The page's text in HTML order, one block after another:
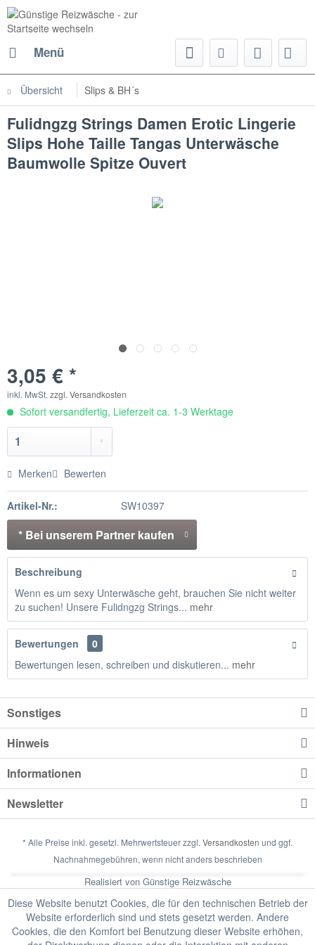
Menü
Übersicht Slips & BH´s
Fulidngzg Strings Damen Erotic Lingerie
Slips Hohe Taille Tangas Unterwäsche
Baumwolle Spitze Ouvert
3,05 € *
inkl. MwSt. zzgl. Versandkosten
Sofort versandfertig, Lieferzeit ca. 1-3 Werktage
Merken Bewerten
Artikel-Nr.: SW10397
* Bei unserem Partner kaufen
Beschreibung
Wenn es um sexy Unterwäsche geht, brauchen Sie nicht weiter
zu suchen! Unsere Fulidngzg Strings... mehr
Bewertungen
0
Bewertungen lesen, schreiben und diskutieren... mehr
Sonstiges
Hinweis
Informationen
Newsletter
* Alle Preise inkl. gesetzl. Mehrwertsteuer zzgl. Versandkosten und ggf.
Nachnahmegebühren, wenn nicht anders beschrieben
Realisiert von Günstige Reizwäsche
Diese Website benutzt Cookies, die für den technischen Betrieb der
Website erforderlich sind und stets gesetzt werden. Andere
Cookies, die den Komfort bei Benutzung dieser Website erhöhen,